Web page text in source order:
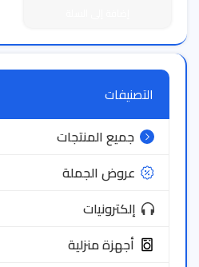
التصنيفات
جميع المنتجات
عروض الجملة
إلكترونيات
أجهزة منزلية